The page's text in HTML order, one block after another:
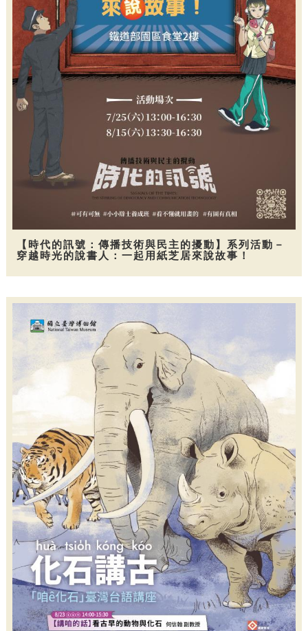
【時代的訊號：傳播技術與民主的擾動】系列活動－
穿越時光的說書人：一起用紙芝居來說故事！